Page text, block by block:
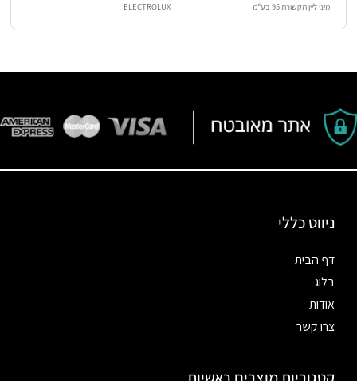
מיני ליין תקשורת 95 בע"מ ELECTROLUX
ניווט כללי
דף הבית
בלוג
אודות
צרו קשר